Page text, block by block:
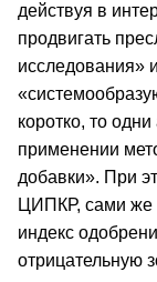
действуя в
продвигать
исследования»
коротко, то
применении
добавки». При
ЦИПКР, сами же
индекс
отрицательную